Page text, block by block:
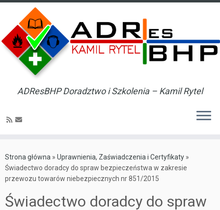
to
content
ADResBHP Doradztwo i Szkolenia – Kamil Rytel
Strona główna » Uprawnienia, Zaświadczenia i Certyfikaty »
Świadectwo doradcy do spraw bezpieczeństwa w zakresie
przewozu towarów niebezpiecznych nr 851/2015
Świadectwo doradcy do spraw